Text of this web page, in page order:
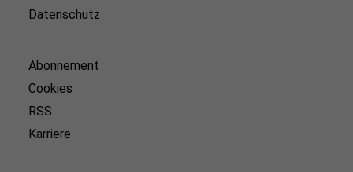
Datenschutz
Abonnement
Cookies
RSS
Karriere